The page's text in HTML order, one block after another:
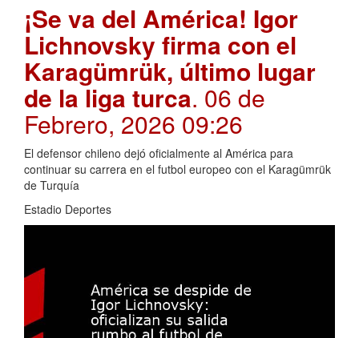
¡Se va del América! Igor
Lichnovsky firma con el
Karagümrük, último lugar
de la liga turca. 06 de
Febrero, 2026 09:26
El defensor chileno dejó oficialmente al América para
continuar su carrera en el futbol europeo con el Karagümrük
de Turquía
Estadio Deportes